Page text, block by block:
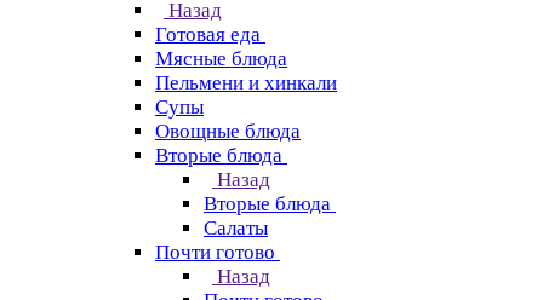
Назад
Готовая еда
Мясные блюда
Пельмени и хинкали
Супы
Овощные блюда
Вторые блюда
Назад
Вторые блюда
Салаты
Почти готово
Назад